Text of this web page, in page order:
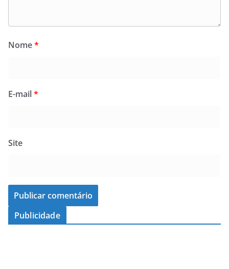
Nome*
E-mail*
Site
Publicidade